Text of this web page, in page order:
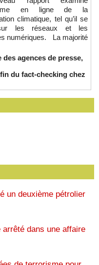
en ligne de la
climatique, tel qu’il se
les réseaux et les
numériques. La majorité
agences de presse,
du fact-checking chez
un deuxième pétrolier
dans une affaire